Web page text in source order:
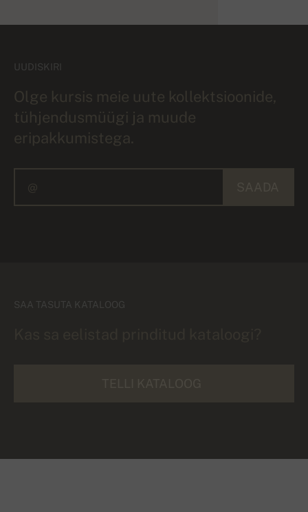
UUDISKIRI
Olge kursis meie uute kollektsioonide,
tühjendusmüügi ja muude
eripakkumistega.
SAA TASUTA KATALOOG